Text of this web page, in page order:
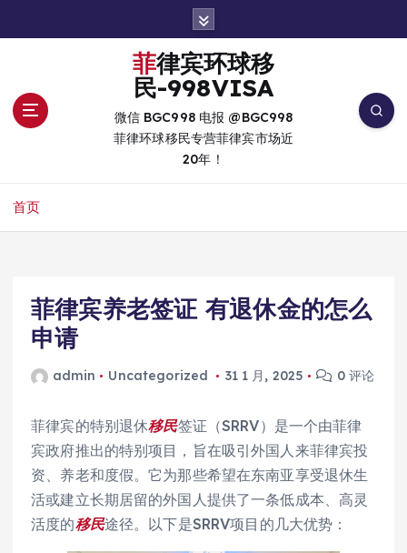
菲律宾环球移
民-998VISA
微信 BGC998 电报 @BGC998
菲律环球移民专营菲律宾市场近
20年！
首页
菲律宾养老签证 有退休金的怎么
申请
admin Uncategorized 31 1 月, 2025 0 评论
菲律宾的特别退休移民签证（SRRV）是一个由菲律
宾政府推出的特别项目，旨在吸引外国人来菲律宾投
资、养老和度假。它为那些希望在东南亚享受退休生
活或建立长期居留的外国人提供了一条低成本、高灵
活度的移民途径。以下是SRRV项目的几大优势：